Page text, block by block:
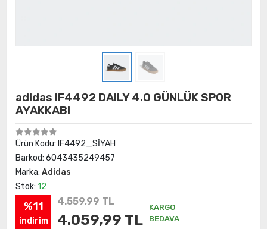
adidas IF4492 DAILY 4.0 GÜNLÜK SPOR
AYAKKABI
Ürün Kodu: IF4492_SİYAH
Barkod: 6043435249457
Marka: Adidas
Stok: 12
%11
indirim
4.559,99 TL
4.059,99 TL
KARGO
BEDAVA